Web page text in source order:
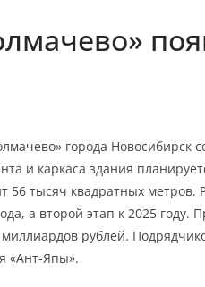
города Новосибирск
и каркаса здания
56 тысяч квадратных метров.
а второй этап к 2025 году.
рублей.
«Ант-Япы».